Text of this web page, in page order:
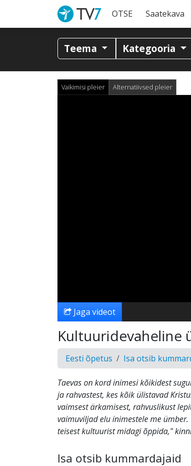
OTSE Saatekava
Teema Kategooria
Vaikimisi pleier Alternatiivsed pleier
Jaga videot
Kultuuridevaheline
Eesti õpetus Isa otsib
Taevas on kord inimesi kõikidest
ja rahvastest, kes kõik ülistavad
vaimsest ärkamisest, rahvuslikust
vaimuviljad elu inimestele me
teisest kultuurist midagi õppida,"
Isa otsib kummardajaid